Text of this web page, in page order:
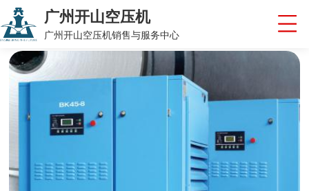
广州开山空压机
广州开山空压机销售与服务中心